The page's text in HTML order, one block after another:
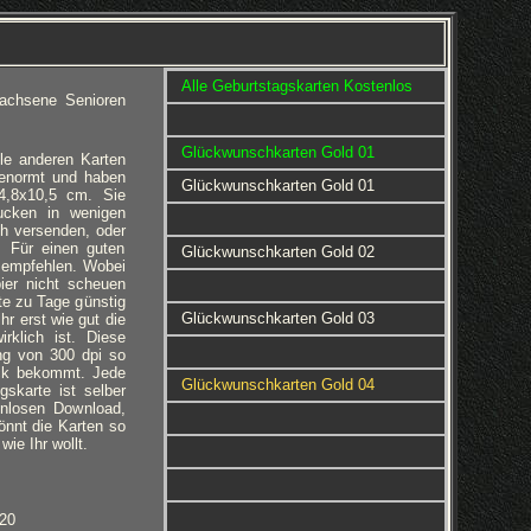
Senioren
anderen Karten
und haben
cm. Sie
in wenigen
versenden, oder
Für einen guten
Wobei
nicht scheuen
zu Tage günstig
erst wie gut die
ist. Diese
von 300 dpi so
bekommt. Jede
ist selber
Download,
die Karten so
Ihr wollt.
Alle Geburtstagskarten Kostenlos
Glückwunschkarten Gold 01
Glückwunschkarten Gold 01
Glückwunschkarten Gold 02
Glückwunschkarten Gold 03
Glückwunschkarten Gold 04